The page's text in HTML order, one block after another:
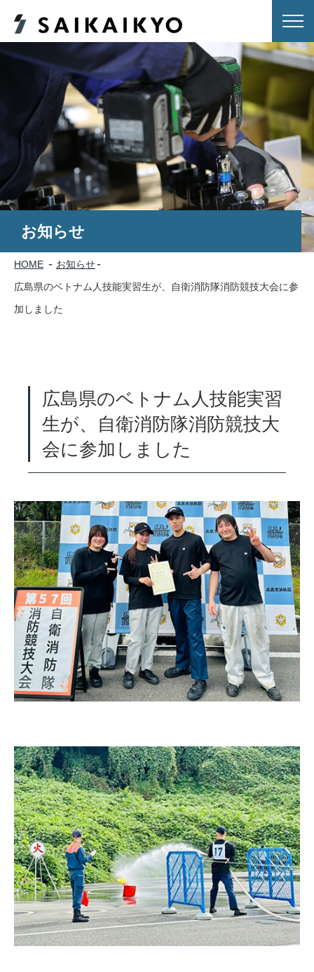
お知らせ
HOME
お知らせ
広島県のベトナム人技能実習生が、自衛消防隊消防競技大会に参
加しました
広島県のベトナム人技能実習
生が、自衛消防隊消防競技大
会に参加しました